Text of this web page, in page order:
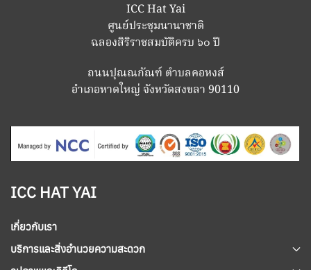
ICC Hat Yai
ศูนย์ประชุมนานาชาติ
ฉลองสิริราชสมบัติครบ ๖๐ ปี
ถนนปุณณกัณฑ์ ตำบลคอหงส์
อำเภอหาดใหญ่ จังหวัดสงขลา 90110
ICC HAT YAI
เกี่ยวกับเรา
บริการและสิ่งอำนวยความสะดวก